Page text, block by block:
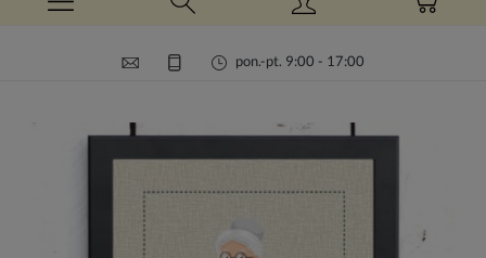
pon.-pt. 9:00 - 17:00